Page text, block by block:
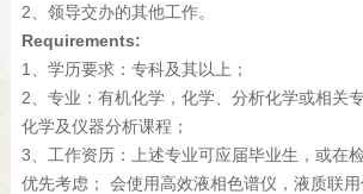
2、领导交办的其他工作。
Requirements:
1、学历要求：专科及其以上；
2、专业：有机化学，化学、分析化学或相关
化学及仪器分析课程；
3、工作资历：上述专业可应届毕业生，或在
优先考虑； 会使用高效液相色谱仪，液质联